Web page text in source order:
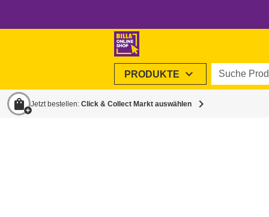
PRODUKTE expand_more Suche
shopping_bag Jetzt bestellen: Click & Collect Markt auswählen chevron_right